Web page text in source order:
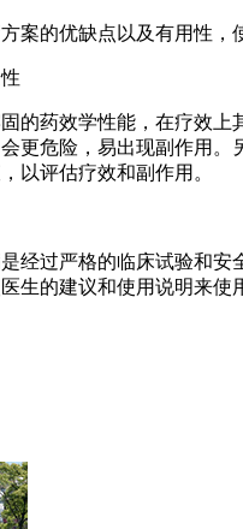
案的优缺点以及有用性
的药效学性能，在疗效
更危险，易出现副作用
以评估疗效和副作用。
经过严格的临床试验和
生的建议和使用说明来